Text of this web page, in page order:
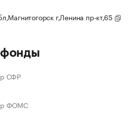
г,Ленина пр-кт,65
СФР
ФОМС